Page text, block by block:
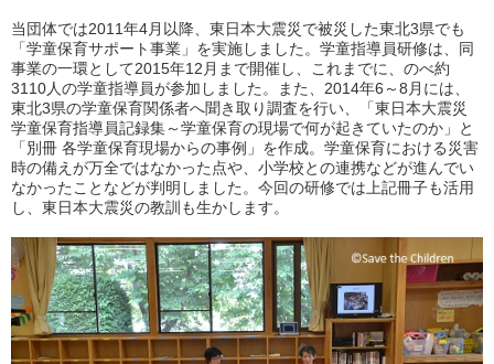
当団体では2011年4月以降、東日本大震災で被災した東北3県でも
「学童保育サポート事業」を実施しました。学童指導員研修は、同
事業の一環として2015年12 月まで開催し、これまでに、のべ約
3110人の学童指導員が参加しました。また、 2014年6 ～8 月には、
東北3県の学童保育関係者へ聞き取り調査を行い、「東日本大震災
学童保育指導員記録集～学童保育の現場で何が起きていたのか」と
「別冊 各学童保育現場からの事例」を作成。学童保育における災害
時の備えが万全ではなかった点や、小学校との連携などが進んでい
なかったことなどが判明しました。今回の研修では上記冊子も活用
し、東日本大震災の教訓も生かします。